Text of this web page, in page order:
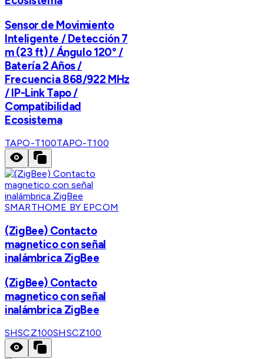
Sensor de Movimiento
Inteligente / Detección 7
m (23 ft) / Ángulo 120° /
Batería 2 Años /
Frecuencia 868/922 MHz
/ IP-Link Tapo /
Compatibilidad
Ecosistema
TAPO-T100TAPO-T100
SMARTHOME BY EPCOM
(ZigBee) Contacto
magnetico con señal
inalámbrica ZigBee
(ZigBee) Contacto
magnetico con señal
inalámbrica ZigBee
SHSCZ100SHSCZ100